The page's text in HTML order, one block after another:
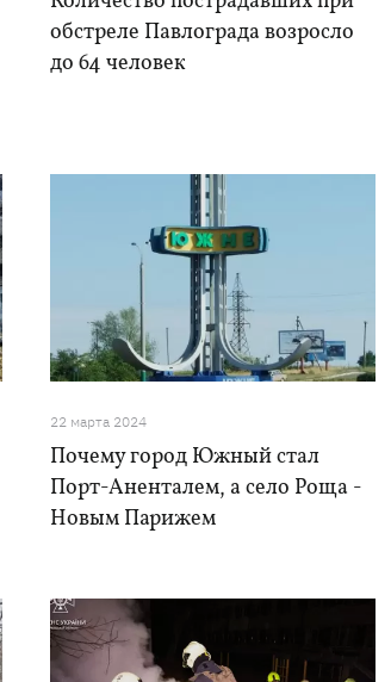
обстреле Павлограда возросло
до 64 человек
22 марта 2024
Почему город Южный стал
Порт-Аненталем, а село Роща -
Новым Парижем